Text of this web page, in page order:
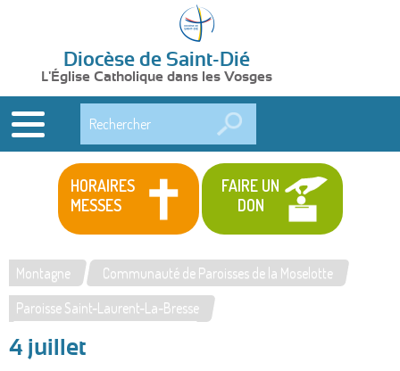
Diocèse de Saint-Dié
L'Église Catholique dans les Vosges
HORAIRES
MESSES
FAIRE UN
DON
Vous
êtes
ici
Montagne
Communauté de Paroisses de la Moselotte
Paroisse Saint-Laurent-La-Bresse
4 juillet